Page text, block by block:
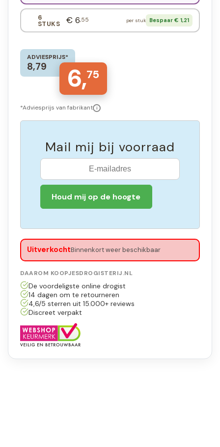
6
STUKS € 6,55 per stuk Bespaar € 1,21
ADVIESPRIJS*
8,79 6,75
*Adviesprijs van fabrikant i
Mail mij bij voorraad
Houd mij op de hoogte
UitverkochtBinnenkort weer beschikbaar
DAAROM KOOPJESDROGISTERIJ.NL
De voordeligste online drogist
14 dagen om te retourneren
4,6/5 sterren uit 15.000+ reviews
Discreet verpakt